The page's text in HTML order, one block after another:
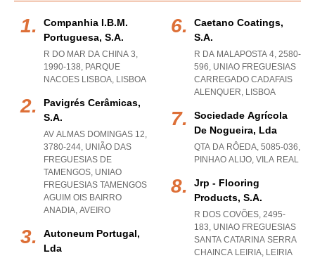
Companhia I.b.m.
Portuguesa, S.a.
R DO MAR DA CHINA 3,
1990-138, PARQUE
NACOES LISBOA, LISBOA
Pavigrés Cerâmicas,
S.a.
AV ALMAS DOMINGAS 12,
3780-244, UNIÃO DAS
FREGUESIAS DE
TAMENGOS, UNIAO
FREGUESIAS TAMENGOS
AGUIM OIS BAIRRO
ANADIA, AVEIRO
Autoneum Portugal,
Lda
Caetano Coatings,
S.a.
R DA MALAPOSTA 4, 2580-
596, UNIAO FREGUESIAS
CARREGADO CADAFAIS
ALENQUER, LISBOA
Sociedade Agrícola
De Nogueira, Lda
QTA DA RÔEDA, 5085-036,
PINHAO ALIJO, VILA REAL
Jrp - Flooring
Products, S.a.
R DOS COVÕES, 2495-
183, UNIAO FREGUESIAS
SANTA CATARINA SERRA
CHAINCA LEIRIA, LEIRIA